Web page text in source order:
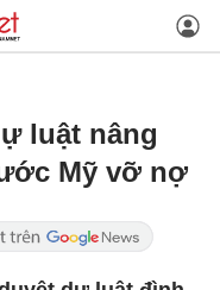
luật nâng
Mỹ vỡ nợ